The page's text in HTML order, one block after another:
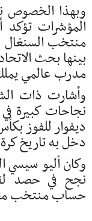
وبهذا الخصوص
المؤشرات
منتخب السنغال
بينها بحث
مدرب عالمي يملك
وأشارت ذات
نجاحات كبيرة
ديفوار للفوز
دخل به تاريخ كرة
وكان أليو سيسي
حساب منتخب